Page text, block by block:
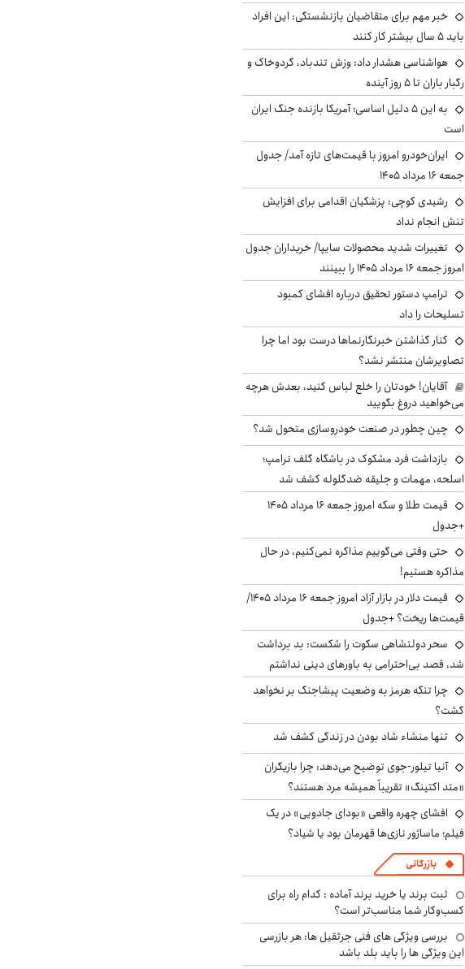
خبر مهم برای متقاضیان بازنشستگی: این افراد
باید ۵ سال بیشتر کار کنند
هواشناسی هشدار داد: وزش تندباد، گردوخاک و
رگبار باران تا ۵ روز آینده
به این ۵ دلیل اساسی؛ آمریکا بازنده جنگ ایران
است
ایران‌خودرو امروز با قیمت‌های تازه آمد/ جدول
جمعه ۱۶ مرداد ۱۴۰۵
رشیدی کوچی: پزشکیان اقدامی برای افزایش
تنش انجام نداد
تغییرات شدید محصولات سایپا/ خریداران جدول
امروز جمعه ۱۶ مرداد ۱۴۰۵ را ببینند
ترامپ دستور تحقیق درباره افشای کمبود
تسلیحات را داد
کنار گذاشتن خبرنگارنماها درست بود اما چرا
تصاویرشان منتشر نشد؟
آقایان! خودتان را خلع لباس کنید، بعدش هرچه
می‌خواهید دروغ بگویید
چین چطور در صنعت خودروسازی متحول شد؟
بازداشت فرد مشکوک در باشگاه گلف ترامپ؛
اسلحه، مهمات و جلیقه ضدگلوله کشف شد
قیمت طلا و سکه امروز جمعه ۱۶ مرداد ۱۴۰۵
+جدول
حتی وقتی می‌گوییم مذاکره نمی‌کنیم، در حال
مذاکره هستیم!
قیمت دلار در بازار آزاد امروز جمعه ۱۶ مرداد ۱۴۰۵/
قیمت‌ها ریخت؟ +جدول
سحر دولتشاهی سکوت را شکست: بد برداشت
شد، قصد بی‌احترامی به باورهای دینی نداشتم
چرا تنگه هرمز به وضعیت پیشاجنگ بر نخواهد
گشت؟
تنها منشاء شاد بودن در زندگی کشف شد
آنیا تیلور-جوی توضیح می‌دهد: چرا بازیگران
«متد اکتینگ» تقریباً همیشه مرد هستند؟
افشای چهره واقعی «بودای جادویی» در یک
فیلم؛ ماساژور نازی‌ها قهرمان بود یا شیاد؟
بازرگانی
ثبت برند یا خرید برند آماده : کدام راه برای
کسب‌وکار شما مناسب‌تر است؟
بررسی ویژگی های فنی جرثقیل ها: هر بازرسی
این ویژگی ها را باید بلد باشد